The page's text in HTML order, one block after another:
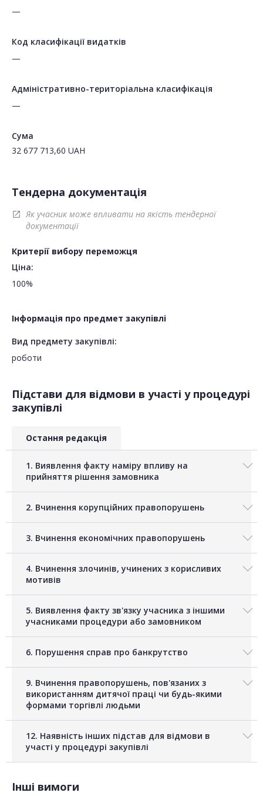
—
Код класифікації видатків
—
Адміністративно-територіальна класифікація
—
Сума
32 677 713,60 UAH
Тендерна документація
open_in_new
Як учасник може впливати на якість тендерної
документації
Критерії вибору переможця
Ціна:
100%
Інформація про предмет закупівлі
Вид предмету закупівлі:
роботи
Підстави для відмови в участі у процедурі
закупівлі
Остання редакція
1. Виявлення факту наміру впливу на
прийняття рішення замовника
2. Вчинення корупційних правопорушень
3. Вчинення економічних правопорушень
4. Вчинення злочинів, учинених з корисливих
мотивів
5. Виявлення факту зв'язку учасника з іншими
учасниками процедури або замовником
6. Порушення справ про банкрутство
9. Вчинення правопорушень, пов'язаних з
використанням дитячої праці чи будь-якими
формами торгівлі людьми
12. Наявність інших підстав для відмови в
участі у процедурі закупівлі
Інші вимоги